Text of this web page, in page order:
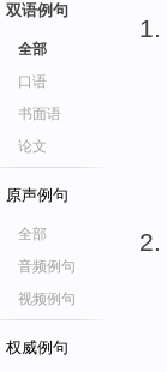
双语例句
全部
口语
书面语
论文
原声例句
全部
音频例句
视频例句
权威例句